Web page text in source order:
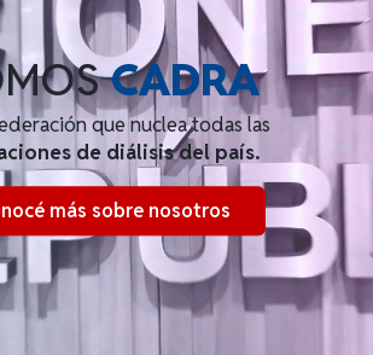
CADRA
que nuclea todas las
de diálisis del país.
más sobre nosotros